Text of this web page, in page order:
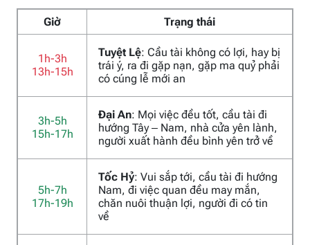
Giờ Trạng thái
1h-3h
13h-15h
Tuyệt Lệ: Cầu tài không có lợi, hay bị
trái ý, ra đi gặp nạn, gặp ma quỷ phải
có cúng lễ mới an
3h-5h
15h-17h
Đại An: Mọi việc đều tốt, cầu tài đi
hướng Tây – Nam, nhà cửa yên lành,
người xuất hành đều bình yên trở về
5h-7h
17h-19h
Tốc Hỷ: Vui sắp tới, cầu tài đi hướng
Nam, đi việc quan đều may mắn,
chăn nuôi thuận lợi, người đi có tin
về